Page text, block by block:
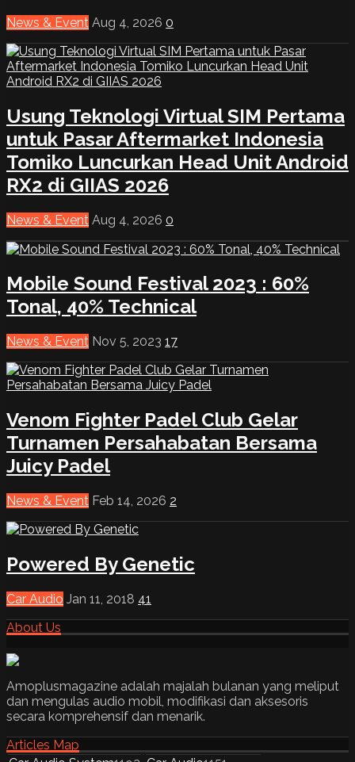
News & Event Aug 4, 2026 0
Usung Teknologi Virtual SIM Pertama
untuk Pasar Aftermarket Indonesia
Tomiko Luncurkan Head Unit Android
RX2 di GIIAS 2026
News & Event Aug 4, 2026 0
Mobile Sound Festival 2023 : 60%
Tonal, 40% Technical
News & Event Nov 5, 2023 17
Venom Fighter Padel Club Gelar
Turnamen Persahabatan Bersama
Juicy Padel
News & Event Feb 14, 2026 2
Powered By Genetic
Car Audio Jan 11, 2018 41
About Us
Amoplusmagazine adalah majalah bulanan yang meliput
dan mengulas audio mobil, modifikasi dan aksesoris
secara komprehensif dan menarik.
Articles Map